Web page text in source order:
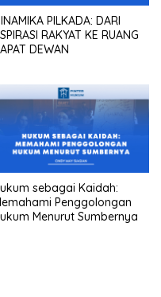
PILKADA: DARI
RAKYAT KE RUANG
DEWAN
sebagai Kaidah:
Penggolongan
Menurut Sumbernya